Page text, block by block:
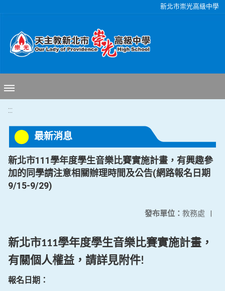
新北市崇光高級中學
:::
最新消息
新北市111學年度學生音樂比賽實施計畫，有興趣參
加的同學請注意相關辦理時間及公告(網路報名日期
9/15-9/29)
發布單位： 教務處 |
新北市111學年度學生音樂比賽實施計畫，
有關個人權益，請詳見附件!
報名日期：